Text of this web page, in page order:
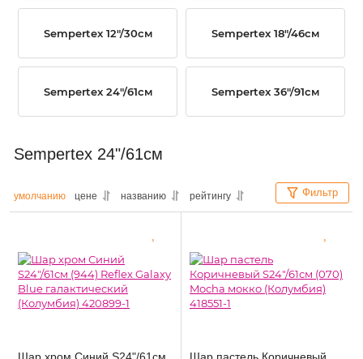
Sempertex 12"/30см Sempertex 18"/46см
Sempertex 24"/61см Sempertex 36"/91см
Sempertex 24"/61см
умолчанию цене названию рейтингу Фильтр